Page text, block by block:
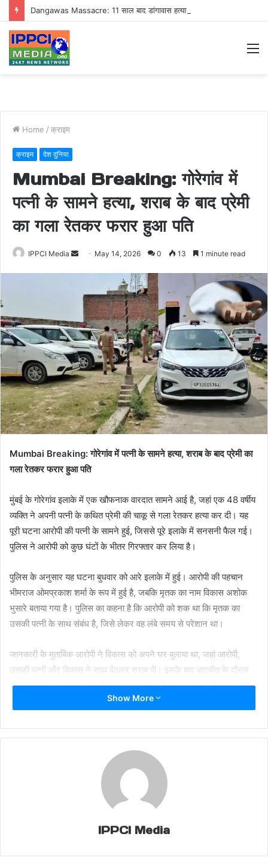
Home / क्राइम
क्राइम देश दुनिया
Mumbai Breaking: गोरेगांव में
पत्नी के सामने हत्या, शराब के बाद प्रेमी
का गला रेतकर फरार हुआ पति
IPPCI Media
Send May 14, 2026 0 13 1 minute read
Mumbai Breaking: गोरेगांव में पत्नी के सामने हत्या, शराब के बाद प्रेमी का
गला रेतकर फरार हुआ पति
मुंबई के गोरेगांव इलाके में एक खौफनाक वारदात सामने आई है, जहां एक 48 वर्षीय
व्यक्ति ने अपनी पत्नी के कथित प्रेमी की चाकू से गला रेतकर हत्या कर दी। यह
पूरी घटना आरोपी की पत्नी के सामने हुई, जिससे पूरे इलाके में सनसनी फैल गई।
पुलिस ने आरोपी को कुछ घंटों के भीतर गिरफ्तार कर लिया है।
पुलिस के अनुसार यह घटना बुधवार को आरे इलाके में हुई। आरोपी की पहचान
भीमराज ओमप्रकाश शर्मा के रूप में हुई है, जबकि मृतक का नाम विकास अशोक
भुसारे बताया गया है। पुलिस का कहना है कि आरोपी को शक था कि मृतक का
उसकी पत्नी के साथ संबंध है, जिसे लेकर वह लंबे समय से परेशान था।
जानकारी के मुताबिक आरोपी ने विकास को अपने घर बुलाया था, जहां आरोपी,
उसकी पत्नी और विकास ने साथ बैठकर शराब पी। इसके बाद बातचीत के दौरान
आरोपी ने विकास को चेतावनी दी कि वह उसकी पत्नी से दूर रहे। लेकिन कुछ ही
देर बाद विवाद इतना बढ़ गया कि आरोपी ने चाकू से हमला कर दिया।
पुलिस का कहना है कि भीमराज शर्मा ने विकास का गला रेत दिया, जिससे उसकी
पुलिस ने त्वरित कार्रवाई करते हुए उसे तीन घंटे के अंदर गिरफ्तार कर लिया।
पुलिस अधिकारियों के मुताबिक आरोपी से पूछताछ की जा रही है और पूरे मामले की
जांच जारी है। शुरुआती जांच में यह सामने आया है कि यह हत्या व्यक्तिगत शक और
इस घटना के बाद इलाके में दहशत का माहौल है। स्थानीय लोगों का कहना है कि
Show More
IPPCI Media